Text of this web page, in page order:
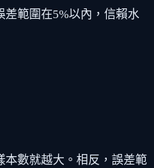
範圍在5%以內，信賴水
本數就越大。相反，誤差範